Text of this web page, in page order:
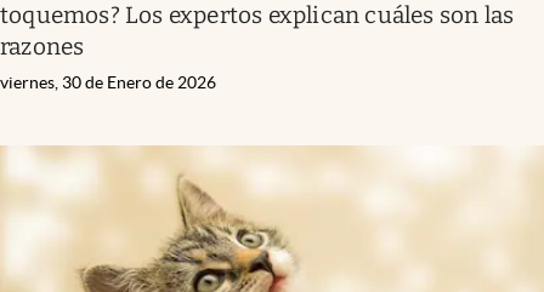
toquemos? Los expertos explican cuáles son las
razones
viernes, 30 de Enero de 2026